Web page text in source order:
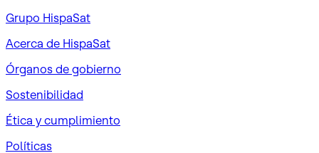
Grupo HispaSat
Acerca de HispaSat
Órganos de gobierno
Sostenibilidad
Ética y cumplimiento
Políticas